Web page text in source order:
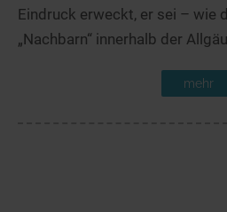
Eindruck erweckt, er sei – wie
„Nachbarn“ innerhalb der
mehr